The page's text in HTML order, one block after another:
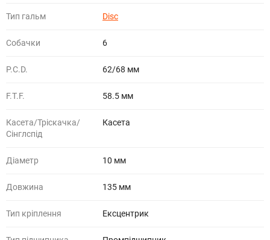
Тип гальм Disc
Собачки 6
P.C.D. 62/68 мм
F.T.F. 58.5 мм
Касета/Тріскачка/
Сінглспід
Касета
Діаметр 10 мм
Довжина 135 мм
Тип кріплення Ексцентрик